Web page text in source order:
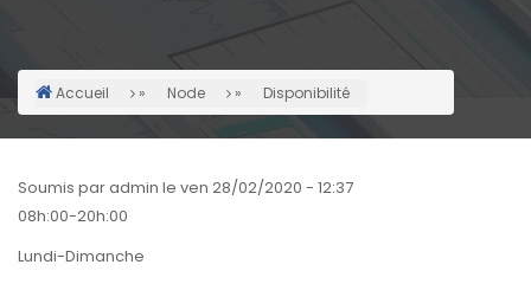
Fil
Accueil Node Disponibilité
Soumis paradmin le ven 28/02/2020 - 12:37
08h:00-20h:00
Lundi-Dimanche